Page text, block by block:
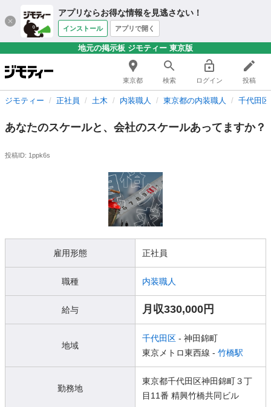
アプリならお得な情報を見逃さない！
インストール アプリで開く
地元の掲示板 ジモティー 東京版
東京都 検索 ログイン 投稿
ジモティー 正社員 土木 内装職人 東京都の内装職人 千代田
あなたのスケールと、会社のスケールあってますか？
投稿ID: 1ppk6s
雇用形態 正社員
職種 内装職人
給与 月収330,000円
地域
千代田区 - 神田錦町
東京メトロ東西線 - 竹橋駅
勤務地
東京都千代田区神田錦町３丁
目11番 精興竹橋共同ビル